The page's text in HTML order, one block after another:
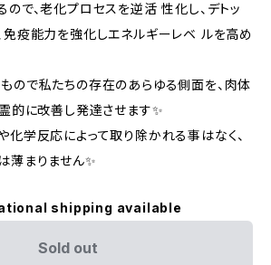
ので、老化プロセスを逆活 性化し、デトッ
免疫能力を強化しエネルギーレベ ルを高め
ので私たちの存在のあらゆる側面を、肉体
的に改善し発達させます✨
化学反応によって取り除かれる事はなく、
薄まりません✨
shipping available
Sold out